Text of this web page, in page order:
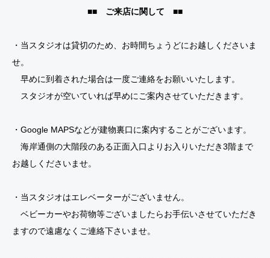
■■ ご来店に関して ■■
・当スタジオは貸切のため、お時間ちょうどにお越しくださいま
せ。
早めに到着された場合は一度ご連絡をお願いいたします。
スタジオが空いていれば早めにご案内させていただきます。
・Google MAPSなどが建物裏口に案内することがございます。
海岸通側の大階段のある正面入口よりお入りいただき3階まで
お越しくださいませ。
・当スタジオはエレベーターがございません。
ベビーカーやお荷物等ございましたらお手伝いさせていただき
ますので遠慮なくご連絡下さいませ。